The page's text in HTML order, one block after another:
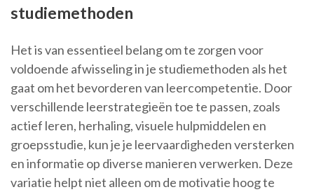
studiemethoden
Het is van essentieel belang om te zorgen voor
voldoende afwisseling in je studiemethoden als het
gaat om het bevorderen van leercompetentie. Door
verschillende leerstrategieën toe te passen, zoals
actief leren, herhaling, visuele hulpmiddelen en
groepsstudie, kun je je leervaardigheden versterken
en informatie op diverse manieren verwerken. Deze
variatie helpt niet alleen om de motivatie hoog te